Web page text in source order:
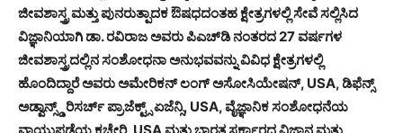
ಜೀವಶಾಸ್ತ್ರ ಮತ್ತು ಪುನರುತ್ಪಾದಕ ಔಷಧದಂತಹ ಕ್ಷೇತ್ರಗಳಲ್ಲಿ ಸೇವೆ ಸಲ್ಲಿಸಿದ
ವಿಜ್ಞಾನಿಯಾಗಿ ಡಾ. ರವಿರಾಜ ಅವರು ಪಿಎಚ್‌ಡಿ ನಂತರದ 27 ವರ್ಷಗಳ
ಜೀವಶಾಸ್ತ್ರದಲ್ಲಿನ ಸಂಶೋಧನಾ ಅನುಭವವನ್ನು ವಿವಿಧ ಕ್ಷೇತ್ರಗಳಲ್ಲಿ
ಹೊಂದಿದ್ದಾರೆ ಅವರು ಅಮೇರಿಕನ್ ಲಂಗ್ ಅಸೋಸಿಯೇಷನ್, USA, ಡಿಫೆನ್ಸ್
ಅಡ್ವಾನ್ಸ್ಡ್ ರಿಸರ್ಚ್ ಪ್ರಾಜೆಕ್ಟ್ಸ್ ಏಜೆನ್ಸಿ, USA, ವೈಜ್ಞಾನಿಕ ಸಂಶೋಧನೆಯ
ವಾಯುಪಡೆಯ ಕಚೇರಿ, USA ಮತ್ತು ಭಾರತ ಸರ್ಕಾರದ ವಿಜ್ಞಾನ ಮತ್ತು